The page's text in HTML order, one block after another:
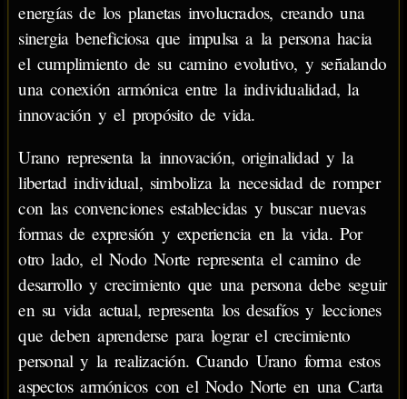
energías de los planetas involucrados, creando una
sinergia beneficiosa que impulsa a la persona hacia
el cumplimiento de su camino evolutivo, y señalando
una conexión armónica entre la individualidad, la
innovación y el propósito de vida.
Urano representa la innovación, originalidad y la
libertad individual, simboliza la necesidad de romper
con las convenciones establecidas y buscar nuevas
formas de expresión y experiencia en la vida. Por
otro lado, el Nodo Norte representa el camino de
desarrollo y crecimiento que una persona debe seguir
en su vida actual, representa los desafíos y lecciones
que deben aprenderse para lograr el crecimiento
personal y la realización. Cuando Urano forma estos
aspectos armónicos con el Nodo Norte en una Carta